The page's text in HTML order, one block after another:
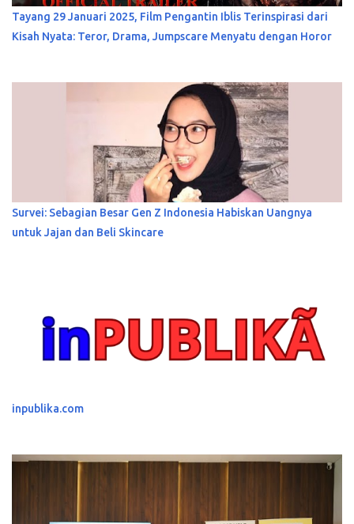
Tayang 29 Januari 2025, Film Pengantin Iblis Terinspirasi dari
Kisah Nyata: Teror, Drama, Jumpscare Menyatu dengan Horor
Survei: Sebagian Besar Gen Z Indonesia Habiskan Uangnya
untuk Jajan dan Beli Skincare
inpublika.com